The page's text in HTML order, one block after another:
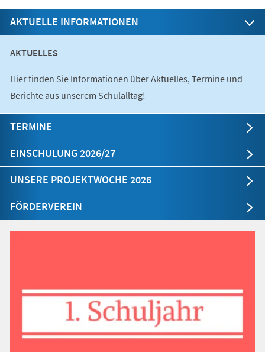
AKTUELLE INFORMATIONEN
AKTUELLES
Hier finden Sie Informationen über Aktuelles, Termine und
Berichte aus unserem Schulalltag!
TERMINE
EINSCHULUNG 2026/27
UNSERE PROJEKTWOCHE 2026
FÖRDERVEREIN